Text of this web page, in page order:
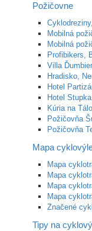
Požičovne
Mobilná
Mobilná
Profibikers,
Villa
Hradisko,
Hotel
Hotel
Kúria na
Požičovňa
Požičovňa
Mapa
Mapa
Mapa
Mapa
Mapa
Značené
Tipy na